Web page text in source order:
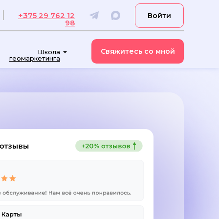
Школа
геомаркетинга
Свяжитесь со мной
Войти
+375 29 762 12
98